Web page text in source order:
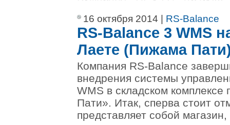
16 октября 2014 | RS-Balance
RS-Balance 3 WMS
Лаете (Пижама
Компания RS-Balance
внедрения системы
WMS в складском
Пати». Итак, сперва стоит
представляет собой